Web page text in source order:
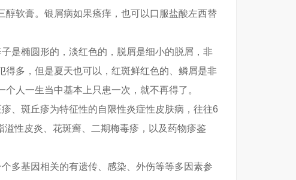
软膏。银屑病如果瘙痒，也可以口服盐酸左西替
是椭圆形的，淡红色的，脱屑是细小的脱屑，非
多，但是夏天也可以，红斑鲜红色的、鳞屑是非
人一生当中基本上只患一次，就不再得了。
、斑丘疹为特征性的自限性炎症性皮肤病，往往6
性皮炎、花斑癣、二期梅毒疹，以及药物疹鉴
多基因相关的有遗传、感染、外伤等等多因素参